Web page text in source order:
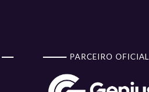
PARCEIRO OFICIAL